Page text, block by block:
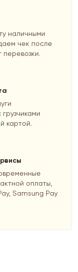
наличными
чек после
перевозки.
грузчиками
картой.
оплаты,
Samsung Pay